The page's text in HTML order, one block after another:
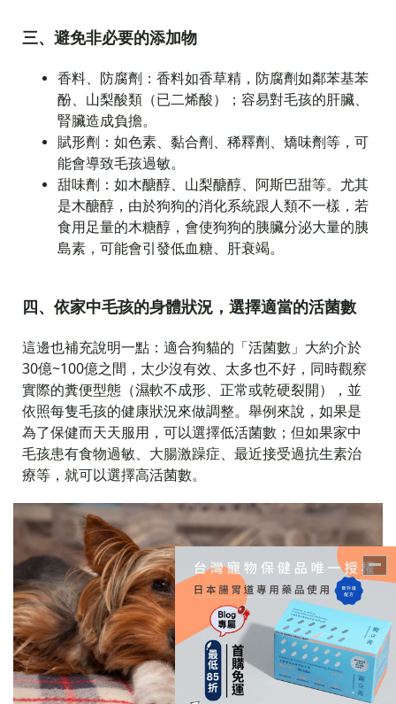
三、避免非必要的添加物
香料、防腐劑：香料如香草精，防腐劑如鄰苯基苯
酚、山梨酸類（已二烯酸）；容易對毛孩的肝臟、
腎臟造成負擔。
賦形劑：如色素、黏合劑、稀釋劑、矯味劑等，可
能會導致毛孩過敏。
甜味劑：如木醣醇、山梨醣醇、阿斯巴甜等。尤其
是木醣醇，由於狗狗的消化系統跟人類不一樣，若
食用足量的木糖醇，會使狗狗的胰臟分泌大量的胰
島素，可能會引發低血糖、肝衰竭。
四、依家中毛孩的身體狀況，選擇適當的活菌數
這邊也補充說明一點：適合狗貓的「活菌數」大約介於
30億~100億之間，太少沒有效、太多也不好，同時觀察
實際的糞便型態（濕軟不成形、正常或乾硬裂開），並
依照每隻毛孩的健康狀況來做調整。舉例來說，如果是
為了保健而天天服用，可以選擇低活菌數；但如果家中
毛孩患有食物過敏、大腸激躁症、最近接受過抗生素治
療等，就可以選擇高活菌數。